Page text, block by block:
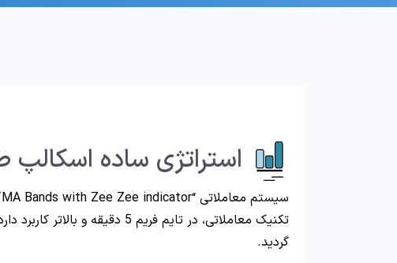
استراتژی ساده اسکالپ طلا در 5
سیستم معاملاتی “TMA Bands with Zee Zee indicator”، یک
گردید.